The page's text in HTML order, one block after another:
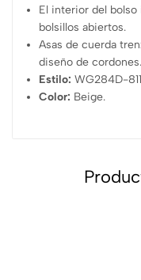
El interior del
bolsillos abiertos.
Asas de cuerda
diseño de cordones.
Estilo: WG284D-
Color: Beige.